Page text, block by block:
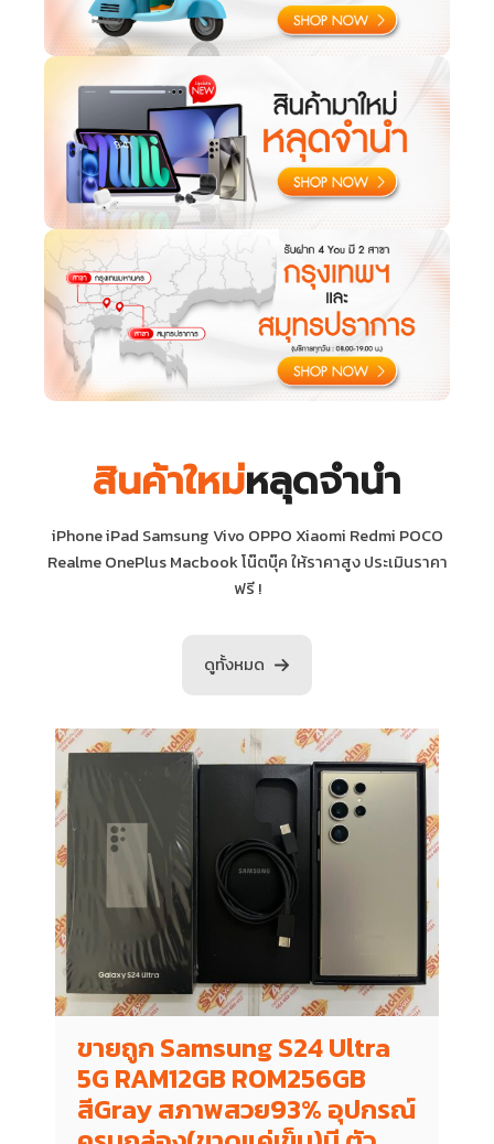
สินค้าใหม่หลุดจำนำ
iPhone iPad Samsung Vivo OPPO Xiaomi Redmi POCO
Realme OnePlus Macbook โน๊ตบุ๊ค ให้ราคาสูง ประเมินราคา
ฟรี !
ดูทั้งหมด
ขายถูก Samsung S24 Ultra
5G RAM12GB ROM256GB
สีGray สภาพสวย93% อุปกรณ์